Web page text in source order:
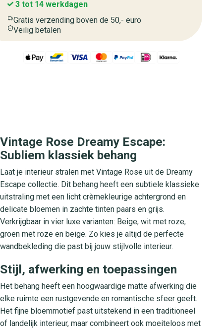
3 tot 14 werkdagen
Gratis verzending boven de 50,- euro
Veilig betalen
Vintage Rose Dreamy Escape:
Subliem klassiek behang
Laat je interieur stralen met Vintage Rose uit de Dreamy
Escape collectie. Dit behang heeft een subtiele klassieke
uitstraling met een licht crèmekleurige achtergrond en
delicate bloemen in zachte tinten paars en grijs.
Verkrijgbaar in vier luxe varianten: Beige, wit met roze,
groen met roze en beige. Zo kies je altijd de perfecte
wandbekleding die past bij jouw stijlvolle interieur.
Stijl, afwerking en toepassingen
Het behang heeft een hoogwaardige matte afwerking die
elke ruimte een rustgevende en romantische sfeer geeft.
Het fijne bloemmotief past uitstekend in een traditioneel
of landelijk interieur, maar combineert ook moeiteloos met